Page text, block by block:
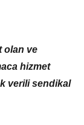
olan ve
hizmet
verili sendikal